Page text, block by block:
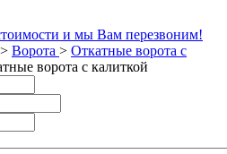
и мы Вам перезвоним!
> Ворота > Откатные ворота с
ворота с калиткой